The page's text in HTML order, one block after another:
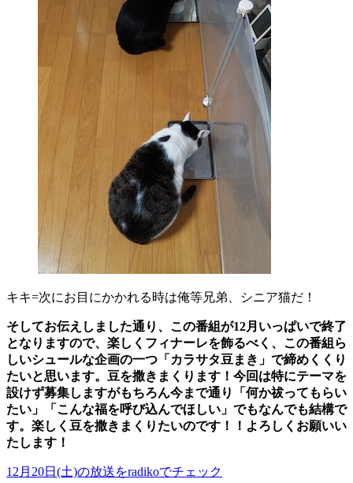
キキ=次にお目にかかれる時は俺等兄弟、シニア猫だ！
そしてお伝えしました通り、この番組が12月いっぱいで終了
となりますので、楽しくフィナーレを飾るべく、この番組ら
しいシュールな企画の一つ「カラサタ豆まき」で締めくくり
たいと思います。豆を撒きまくります！今回は特にテーマを
設けず募集しますがもちろん今まで通り「何か祓ってもらい
たい」「こんな福を呼び込んでほしい」でもなんでも結構で
す。楽しく豆を撒きまくりたいのです！！よろしくお願いい
たします！
12月20日(土)の放送をradikoでチェック